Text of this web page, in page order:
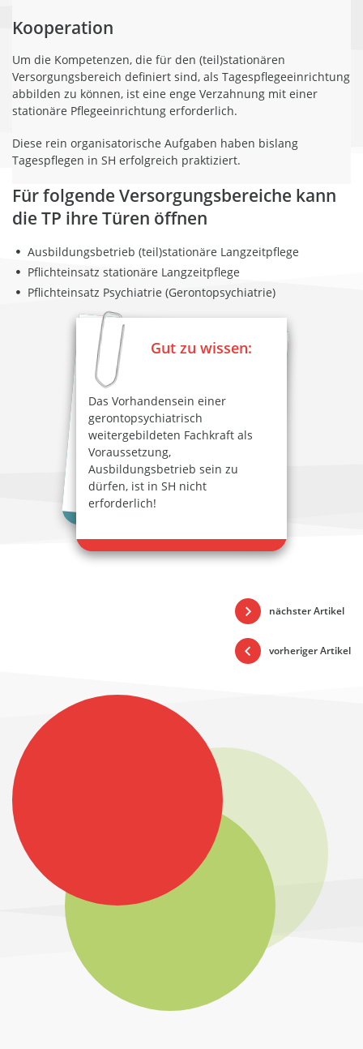
Kooperation
Um die Kompetenzen, die für den (teil)stationären
Versorgungsbereich definiert sind, als Tagespflegeeinrichtung
abbilden zu können, ist eine enge Verzahnung mit einer
stationäre Pflegeeinrichtung erforderlich.
Diese rein organisatorische Aufgaben haben bislang
Tagespflegen in SH erfolgreich praktiziert.
Für folgende Versorgungsbereiche kann
die TP ihre Türen öffnen
Ausbildungsbetrieb (teil)stationäre Langzeitpflege
Pflichteinsatz stationäre Langzeitpflege
Pflichteinsatz Psychiatrie (Gerontopsychiatrie)
Gut zu wissen:
Das Vorhandensein einer
gerontopsychiatrisch
weitergebildeten Fachkraft als
Voraussetzung,
Ausbildungsbetrieb sein zu
dürfen, ist in SH nicht
erforderlich!
nächster Artikel
vorheriger Artikel